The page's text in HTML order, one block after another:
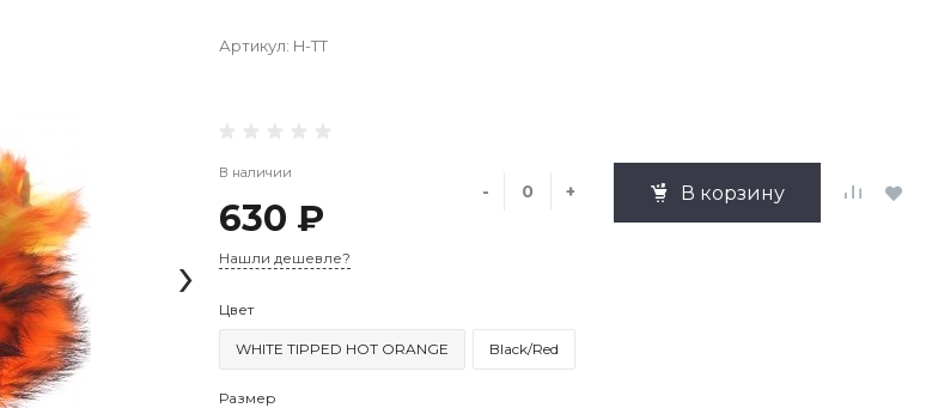
›
Артикул: H-TT
В наличии
630 ₽
- + В корзину
Нашли дешевле?
Цвет
WHITE TIPPED HOT ORANGE Black/Red
Размер